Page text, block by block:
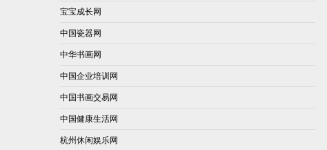
宝宝成长网
中国瓷器网
中华书画网
中国企业培训网
中国书画交易网
中国健康生活网
杭州休闲娱乐网